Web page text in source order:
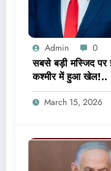
Admin 0
सबसे बड़ी मस्जिद पर
कश्मीर में हुआ खेल!..
March 15, 2026